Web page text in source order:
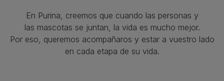
En Purina, creemos que cuando las personas y
las mascotas se juntan, la vida es mucho mejor.
Por eso, queremos acompañaros y estar a vuestro lado
en cada etapa de su vida.​